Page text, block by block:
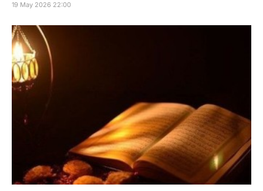
19 May 2026 22:00